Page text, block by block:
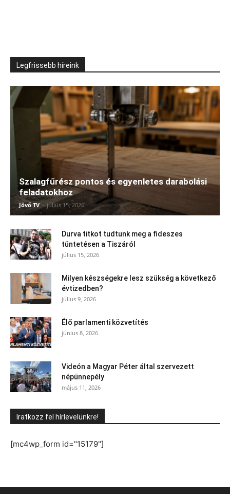
Legfrissebb híreink
Szalagfűrész pontos és egyenletes darabolási
feladatokhoz
Jövő TV - július 15, 2026
Durva titkot tudtunk meg a fideszes
tüntetésen a Tiszáról
július 15, 2026
Milyen készségekre lesz szükség a következő
évtizedben?
július 9, 2026
Élő parlamenti közvetítés
június 8, 2026
Videón a Magyar Péter által szervezett
népünnepély
május 11, 2026
Iratkozz fel hírlevelünkre!
[mc4wp_form id="15179"]